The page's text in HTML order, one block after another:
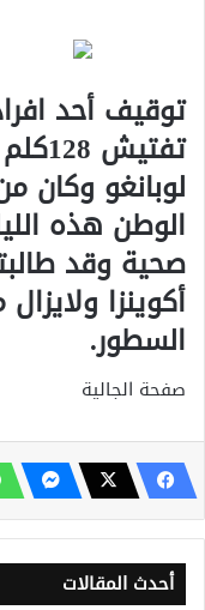
توقيف أحد
لوبانغو وكان
الوطن هذه
أكوينزا
السطور.
صفحة الجالية
أحدث المقالات